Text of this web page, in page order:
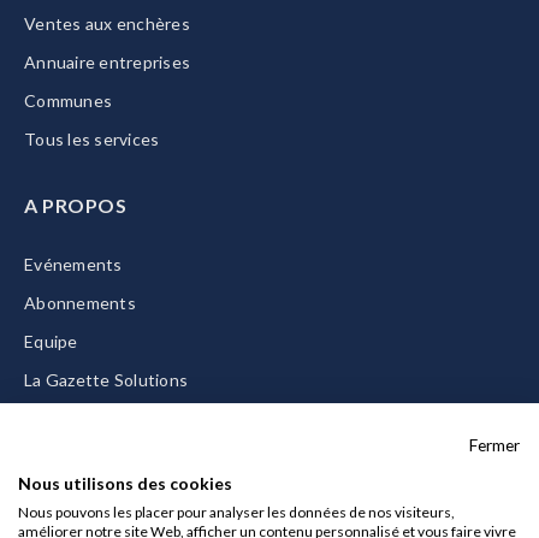
Ventes aux enchères
Annuaire entreprises
Communes
Tous les services
A PROPOS
Evénements
Abonnements
Equipe
La Gazette Solutions
Fermer
Nous utilisons des cookies
Nous pouvons les placer pour analyser les données de nos visiteurs,
améliorer notre site Web, afficher un contenu personnalisé et vous faire vivre